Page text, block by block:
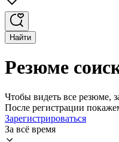
Найти
Резюме
Чтобы видеть все резюме,
После регистрации
Зарегистрироваться
За всё время